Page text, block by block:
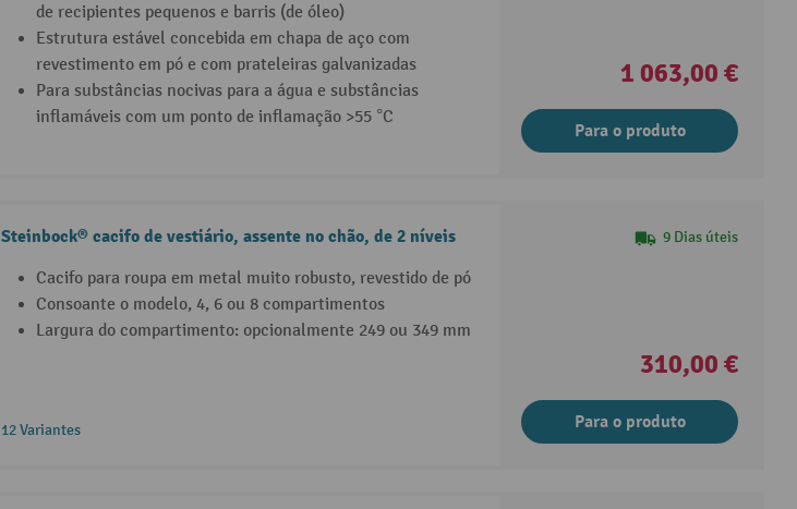
de recipientes pequenos e barris (de óleo)
Estrutura estável concebida em chapa de aço com
revestimento em pó e com prateleiras galvanizadas
Para substâncias nocivas para a água e substâncias
inflamáveis com um ponto de inflamação >55 °C
1 063,00 €
Para o produto
Steinbock® cacifo de vestiário, assente no chão, de 2 níveis
Cacifo para roupa em metal muito robusto, revestido de pó
Consoante o modelo, 4, 6 ou 8 compartimentos
Largura do compartimento: opcionalmente 249 ou 349 mm
12 Variantes
9 Dias úteis
310,00 €
Para o produto